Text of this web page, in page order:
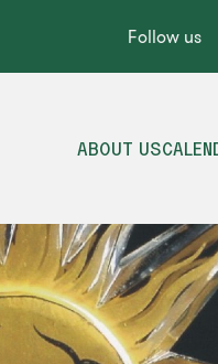
Follow us
ABOUT US